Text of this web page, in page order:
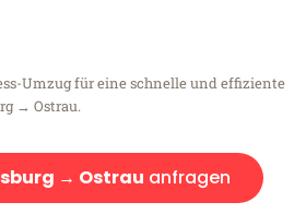
Umzug für eine schnelle und effiziente
→ Ostrau.
→ Ostrau anfragen